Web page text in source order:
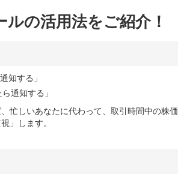
の活用法をご紹介！
知する」
通知する」
忙しいあなたに代わって、取引時間中の株価
」します。